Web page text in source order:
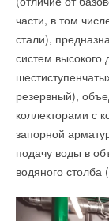
части, в том
стали),
систем
резервный),
коллекторами с
запорной
подачу воды в
водяного столба